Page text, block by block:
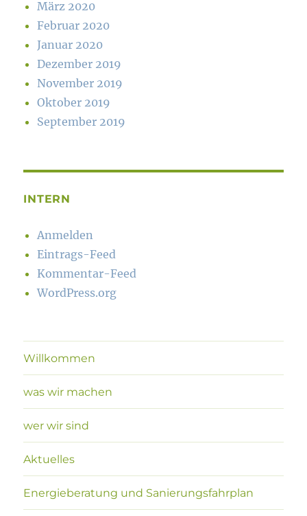
März 2020
Februar 2020
Januar 2020
Dezember 2019
November 2019
Oktober 2019
September 2019
INTERN
Anmelden
Eintrags-Feed
Kommentar-Feed
WordPress.org
Willkommen
was wir machen
wer wir sind
Aktuelles
Energieberatung und Sanierungsfahrplan